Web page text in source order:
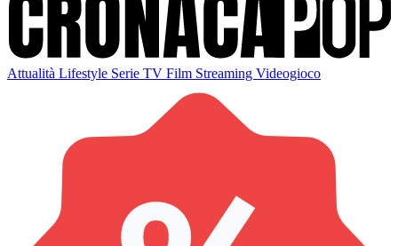
Attualità Lifestyle Serie TV Film Streaming Videogioco